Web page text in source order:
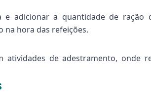
adicionar a quantidade de ração
na hora das refeições.
de adestramento, onde